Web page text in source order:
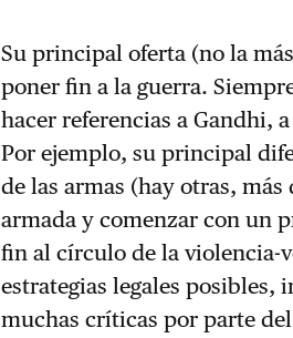
Su principal oferta (no la
poner fin a la guerra.
hacer referencias a Gandhi,
Por ejemplo, su principal
de las armas (hay otras,
armada y comenzar con un
fin al círculo de la violencia-
estrategias legales posibles,
muchas críticas por parte